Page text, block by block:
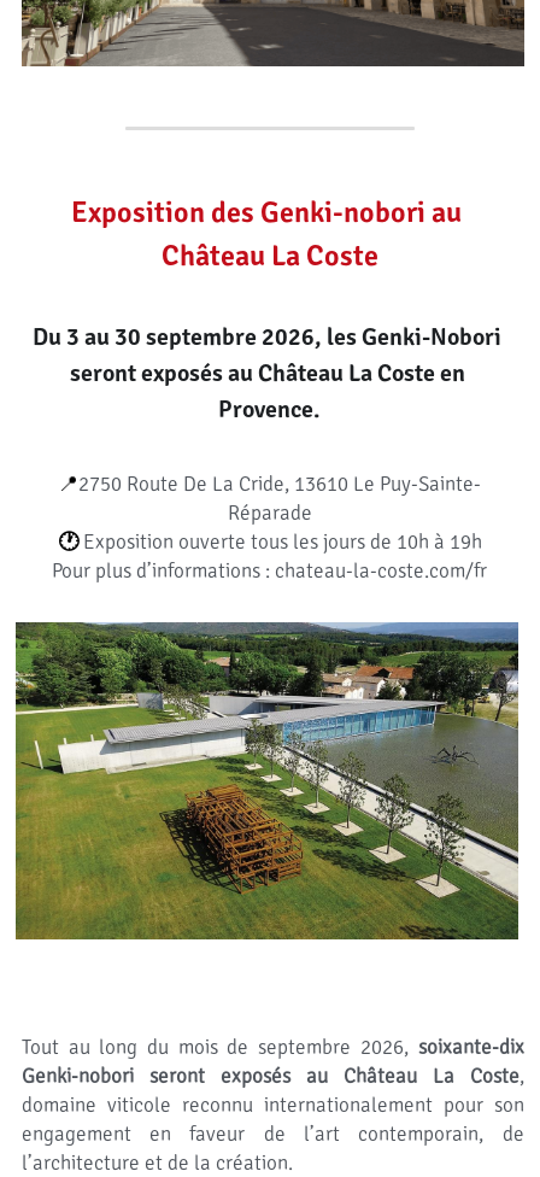
Exposition des Genki-nobori au
Château La Coste
Du 3 au 30 septembre 2026, les Genki-Nobori
seront exposés au Château La Coste en
Provence.
📍2750 Route De La Cride, 13610 Le Puy-Sainte-
Réparade
🕐 Exposition ouverte tous les jours de 10h à 19h
Pour plus d’informations : chateau-la-coste.com/fr
Tout au long du mois de septembre 2026, soixante-dix
Genki-nobori seront exposés au Château La Coste,
domaine viticole reconnu internationalement pour son
engagement en faveur de l’art contemporain, de
l’architecture et de la création.